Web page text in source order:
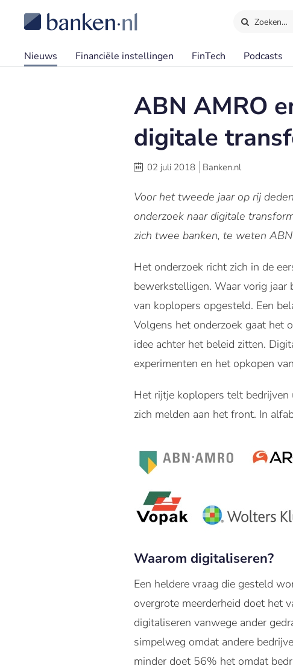
Zoeken…
Nieuws Financiële instellingen FinTech Podcasts
ABN AMRO
digitale
02 juli 2018 Banken.nl
Voor het tweede jaar op rij
onderzoek naar digitale
zich twee banken, te weten
Het onderzoek richt zich in de
bewerkstelligen. Waar vorig jaar
van koplopers opgesteld. Een
Volgens het onderzoek gaat het
idee achter het beleid zitten.
experimenten en het opkopen
Het rijtje koplopers telt bedrijven
zich melden aan het front. In
Waarom digitaliseren?
Een heldere vraag die gesteld
overgrote meerderheid doet het
digitaliseren vanwege ander
simpelweg omdat andere
minder doet 56% het omdat